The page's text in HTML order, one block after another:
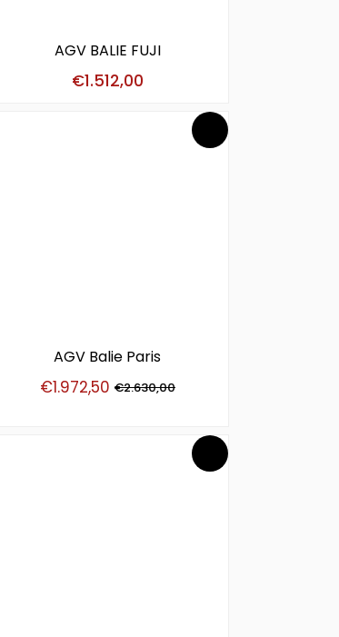
AGV BALIE FUJI
€1.512,00
AGV Balie Paris
€2.630,00
€1.972,50